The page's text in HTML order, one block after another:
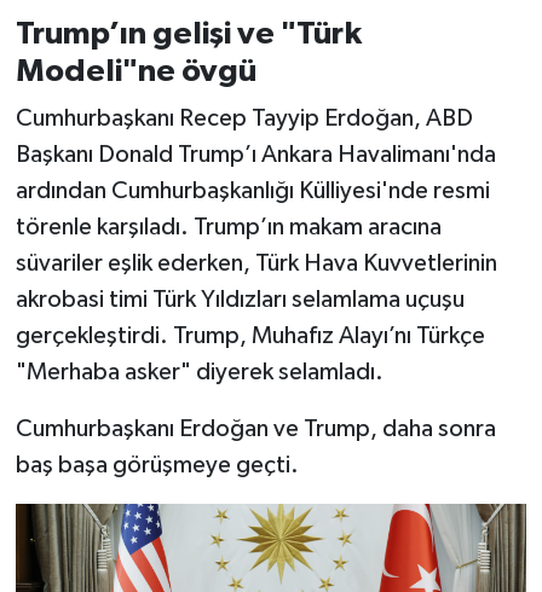
Trump’ın gelişi ve "Türk
Modeli"ne övgü
Cumhurbaşkanı Recep Tayyip Erdoğan, ABD
Başkanı Donald Trump’ı Ankara Havalimanı'nda
ardından Cumhurbaşkanlığı Külliyesi'nde resmi
törenle karşıladı. Trump’ın makam aracına
süvariler eşlik ederken, Türk Hava Kuvvetlerinin
akrobasi timi Türk Yıldızları selamlama uçuşu
gerçekleştirdi. Trump, Muhafız Alayı’nı Türkçe
"Merhaba asker" diyerek selamladı.
Cumhurbaşkanı Erdoğan ve Trump, daha sonra
baş başa görüşmeye geçti.